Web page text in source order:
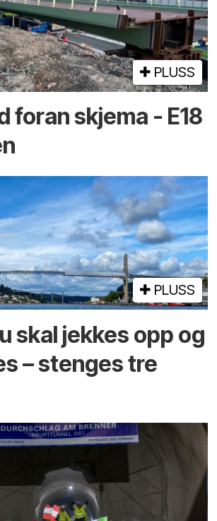
PLUSS
foran skjema - E18
PLUSS
skal jekkes opp og
– stenges tre